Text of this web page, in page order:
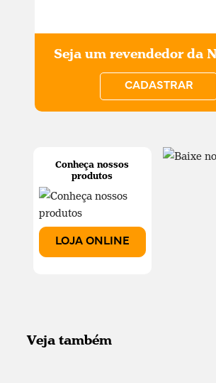
Conheça nossos
produtos
LOJA ONLINE
Seja um revendedor da
CADASTRAR
Veja também